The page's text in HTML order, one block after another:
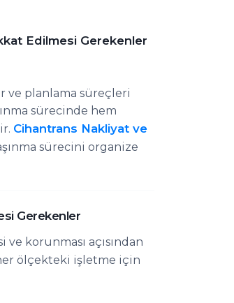
Edilmesi Gerekenler
ve planlama süreçleri
sürecinde hem
Cihantrans Nakliyat ve
sürecini organize
Gerekenler
korunması açısından
ölçekteki işletme için